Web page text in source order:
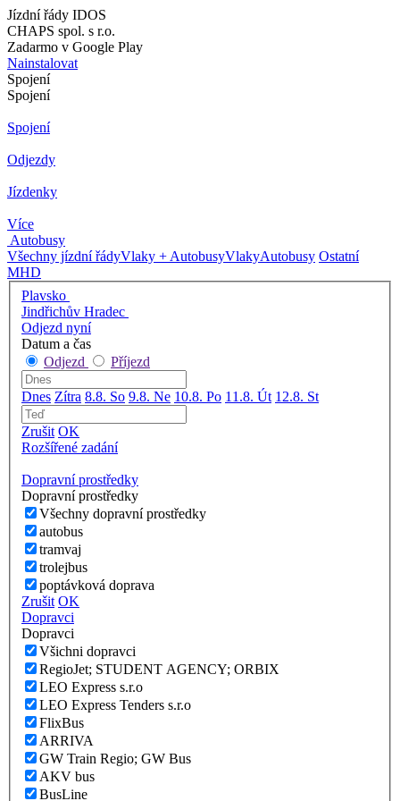
Jízdní řády IDOS
CHAPS spol. s r.o.
Zadarmo v Google Play
Nainstalovat
Spojení
Spojení
Spojení
Odjezdy
Jízdenky
Více
Autobusy
Všechny jízdní řádyVlaky + AutobusyVlakyAutobusy Ostatní
MHD
Plavsko
Jindřichův Hradec
Odjezd nyní
Datum a čas
Odjezd
Příjezd
Dnes Zítra 8.8. So 9.8. Ne 10.8. Po 11.8. Út 12.8. St
Zrušit OK
Rozšířené zadání
Dopravní prostředky
Dopravní prostředky
Všechny dopravní prostředky
autobus
tramvaj
trolejbus
poptávková doprava
Zrušit OK
Dopravci
Dopravci
Všichni dopravci
RegioJet; STUDENT AGENCY; ORBIX
LEO Express s.r.o
LEO Express Tenders s.r.o
FlixBus
ARRIVA
GW Train Regio; GW Bus
AKV bus
BusLine